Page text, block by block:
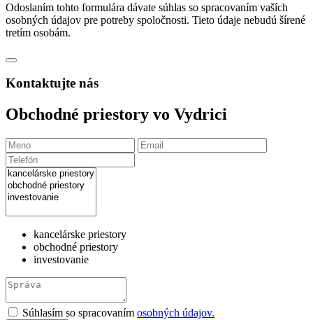
Odoslaním tohto formulára dávate súhlas so spracovaním vaších
osobných údajov pre potreby spoločnosti. Tieto údaje nebudú šírené
tretím osobám.
Kontaktujte nás
Obchodné priestory vo Vydrici
kancelárske priestory
obchodné priestory
investovanie
Súhlasím so spracovaním osobných údajov.